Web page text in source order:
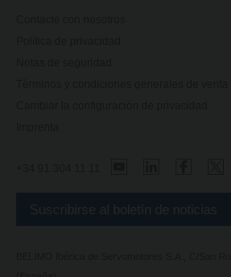
BELIMO Ibérica de Servomotores S.A., C/San